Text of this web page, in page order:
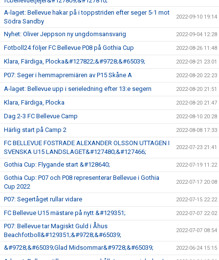
A-laget: Bellevue hakar på i toppstriden efter seger 5-1 mot
Södra Sandby
2022-09-10 19:14
Nyhet: Oliver Jeppson ny ungdomsansvarig 2022-09-04 12:28
Fotboll24 följer FC Bellevue P08 på Gothia Cup 2022-08-26 11:48
Klara, Färdiga, Plocka&#127822;&#9728;&#65039; 2022-08-21 23:01
P07: Seger i hemmapremiären av P15 Skåne A 2022-08-20 22:23
A-laget: Bellevue upp i serieledning efter 13:e segern 2022-08-20 21:51
Klara, Färdiga, Plocka 2022-08-20 21:47
Dag 2-3 FC Bellevue Camp 2022-08-10 20:28
Härlig start på Camp 2 2022-08-08 17:33
FC BELLEVUE FOSTRADE ALEXANDER OLSSON UTTAGEN I
SVENSKA U15 LANDSLAGET&#127480;&#127466;
2022-07-23 21:41
Gothia Cup: Flygande start &#128640; 2022-07-19 11:22
Gothia Cup: P07 och P08 representerar Bellevue i Gothia
Cup 2022
2022-07-17 20:08
P07: Segertåget rullar vidare 2022-07-15 22:22
FC Bellevue U15 mästare på nytt &#129351; 2022-07-07 22:02
P07: Bellevue tar Magiskt Guld i Åhus
Beachfotboll&#129351;&#9728;&#65039;
2022-07-07 08:54
&#9728;&#65039;Glad Midsommar&#9728;&#65039; 2022-06-24 15:15